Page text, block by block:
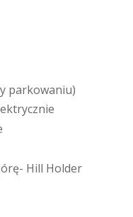
y parkowaniu)
ektrycznie
órę- Hill Holder